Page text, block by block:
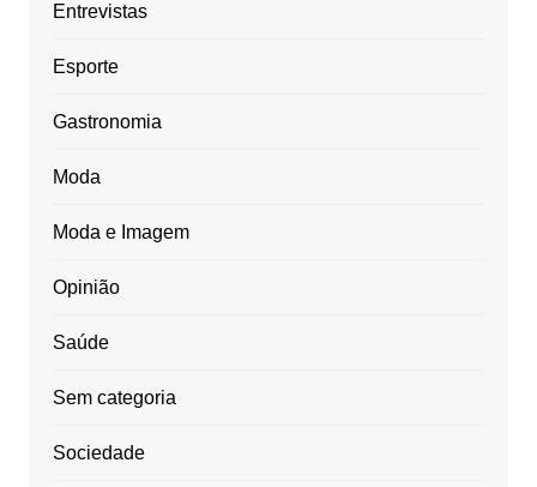
Entrevistas
Esporte
Gastronomia
Moda
Moda e Imagem
Opinião
Saúde
Sem categoria
Sociedade